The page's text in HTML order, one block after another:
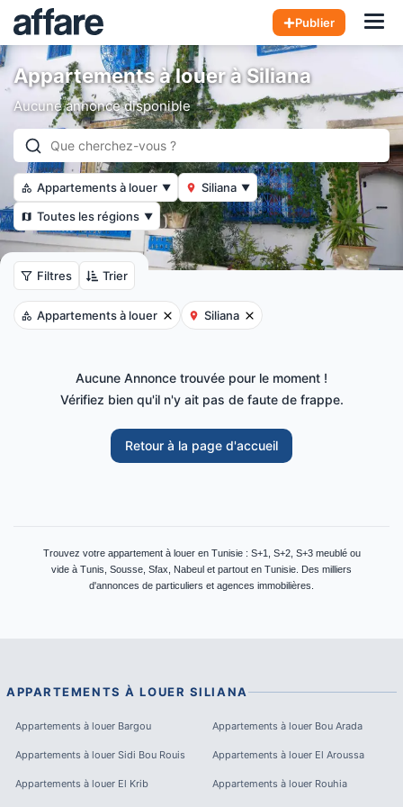
Publier
Appartements à louer à Siliana
Aucune annonce disponible
Appartements à louer ▼ Siliana ▼
Toutes les régions ▼
Filtres Trier
Appartements à louer Siliana
Aucune Annonce trouvée pour le moment !
Vérifiez bien qu'il n'y ait pas de faute de frappe.
Retour à la page d'accueil
Trouvez votre appartement à louer en Tunisie : S+1, S+2, S+3 meublé ou
vide à Tunis, Sousse, Sfax, Nabeul et partout en Tunisie. Des milliers
d'annonces de particuliers et agences immobilières.
APPARTEMENTS À LOUER SILIANA
Appartements à louer Bargou Appartements à louer Bou Arada
Appartements à louer Sidi Bou Rouis Appartements à louer El Aroussa
Appartements à louer El Krib Appartements à louer Rouhia